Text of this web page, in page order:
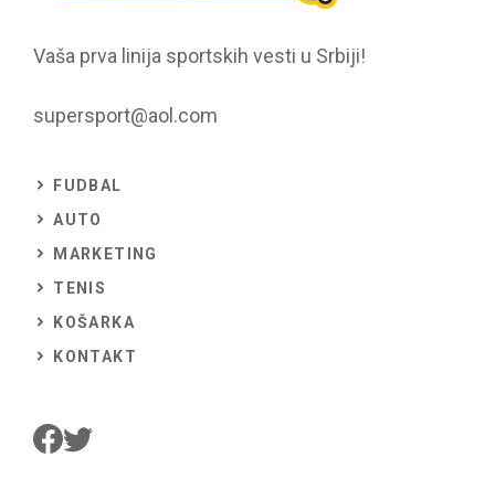
Vaša prva linija sportskih vesti u Srbiji!
supersport@aol.com
FUDBAL
AUTO
MARKETING
TENIS
KOŠARKA
KONTAKT